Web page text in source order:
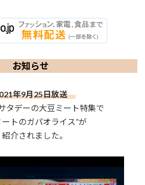
お知らせ
年9月25日放送
タデーの大豆ミート特集で
ートのガパオライス”が
介されました。